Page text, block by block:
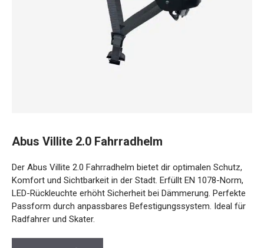
Komfort und Sichtbarkeit in der Stadt. Erfüllt EN 1078-Norm,
LED-Rückleuchte erhöht Sicherheit bei Dämmerung.
Perfekte Passform durch anpassbares
Befestigungssystem. Ideal für Radfahrer und Skater.